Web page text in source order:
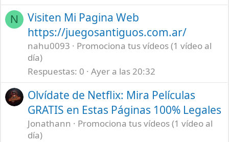
N
Visiten Mi Pagina Web
https://juegosantiguos.com.ar/
nahu0093
Promociona tus vídeos (1 vídeo al
día)
Respuestas 0 Ayer a las 20:32
Olvídate de Netflix: Mira Películas
GRATIS en Estas Páginas 100% Legales
Jonathann
Promociona tus vídeos (1 vídeo al
día)